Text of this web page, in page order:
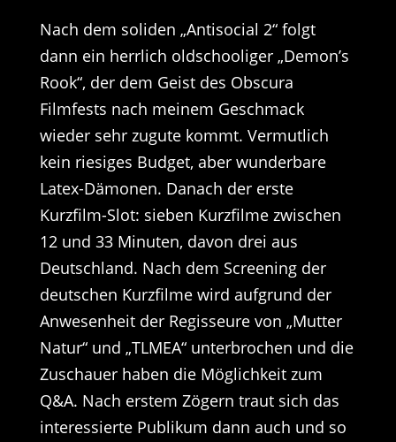
Nach dem soliden „Antisocial 2“ folgt
dann ein herrlich oldschooliger „Demon’s
Rook“, der dem Geist des Obscura
Filmfests nach meinem Geschmack
wieder sehr zugute kommt. Vermutlich
kein riesiges Budget, aber wunderbare
Latex-Dämonen. Danach der erste
Kurzfilm-Slot: sieben Kurzfilme zwischen
12 und 33 Minuten, davon drei aus
Deutschland. Nach dem Screening der
deutschen Kurzfilme wird aufgrund der
Anwesenheit der Regisseure von „Mutter
Natur“ und „TLMEA“ unterbrochen und die
Zuschauer haben die Möglichkeit zum
Q&A. Nach erstem Zögern traut sich das
interessierte Publikum dann auch und so